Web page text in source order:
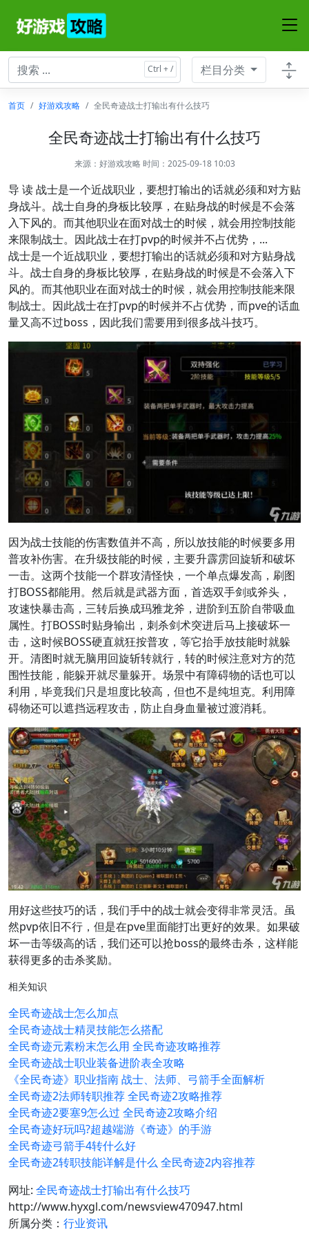
栏目分类
首页 好游戏攻略 全民奇迹战士打输出有什么技巧
全民奇迹战士打输出有什么技巧
来源： 好游戏攻略时间：2025-09-18 10:03
导 读 战士是一个近战职业，要想打输出的话就必须和对方贴
身战斗。战士自身的身板比较厚，在贴身战的时候是不会落
入下风的。而其他职业在面对战士的时候，就会用控制技能
来限制战士。因此战士在打pvp的时候并不占优势，...
战士是一个近战职业，要想打输出的话就必须和对方贴身战
斗。战士自身的身板比较厚，在贴身战的时候是不会落入下
风的。而其他职业在面对战士的时候，就会用控制技能来限
制战士。因此战士在打pvp的时候并不占优势，而pve的话血
量又高不过boss，因此我们需要用到很多战斗技巧。
因为战士技能的伤害数值并不高，所以放技能的时候要多用
普攻补伤害。在升级技能的时候，主要升霹雳回旋斩和破坏
一击。这两个技能一个群攻清怪快，一个单点爆发高，刷图
打BOSS都能用。然后就是武器方面，首选双手剑或斧头，
攻速快暴击高，三转后换成玛雅龙斧，进阶到五阶自带吸血
属性。打BOSS时贴身输出，刺杀剑术突进后马上接破坏一
击，这时候BOSS硬直就狂按普攻，等它抬手放技能时就躲
开。清图时就无脑用回旋斩转就行，转的时候注意对方的范
围性技能，能躲开就尽量躲开。场景中有障碍物的话也可以
利用，毕竟我们只是坦度比较高，但也不是纯坦克。利用障
碍物还可以遮挡远程攻击，防止自身血量被过渡消耗。
用好这些技巧的话，我们手中的战士就会变得非常灵活。虽
然pvp依旧不行，但是在pve里面能打出更好的效果。如果破
坏一击等级高的话，我们还可以抢boss的最终击杀，这样能
获得更多的击杀奖励。
相关知识
全民奇迹战士怎么加点
全民奇迹战士精灵技能怎么搭配
全民奇迹元素粉末怎么用 全民奇迹攻略推荐
全民奇迹战士职业装备进阶表全攻略
《全民奇迹》职业指南 战士、法师、弓箭手全面解析
全民奇迹2法师转职推荐 全民奇迹2攻略推荐
全民奇迹2要塞9怎么过 全民奇迹2攻略介绍
全民奇迹好玩吗?超越端游《奇迹》的手游
全民奇迹弓箭手4转什么好
全民奇迹2转职技能详解是什么 全民奇迹2内容推荐
网址: 全民奇迹战士打输出有什么技巧
http://www.hyxgl.com/newsview470947.html
所属分类： 行业资讯